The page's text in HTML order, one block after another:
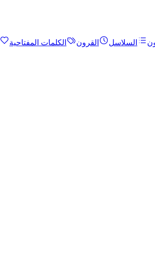
السلاسل القرون الكلمات المفتاحية